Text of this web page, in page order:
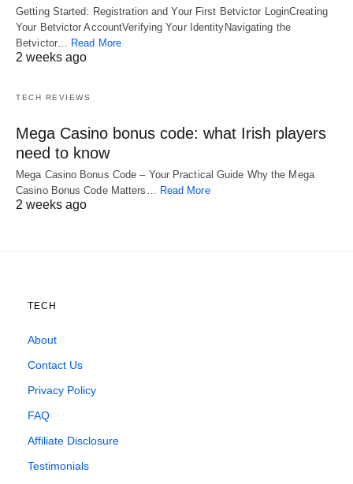
Getting Started: Registration and Your First Betvictor LoginCreating
Your Betvictor AccountVerifying Your IdentityNavigating the
Betvictor… Read More
2 weeks ago
TECH REVIEWS
Mega Casino bonus code: what Irish players
need to know
Mega Casino Bonus Code – Your Practical Guide Why the Mega
Casino Bonus Code Matters… Read More
2 weeks ago
TECH
About
Contact Us
Privacy Policy
FAQ
Affiliate Disclosure
Testimonials